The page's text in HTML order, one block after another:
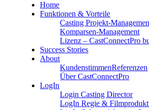
Home
Funktionen & Vorteile
Casting Projekt-
Komparsen-Management
Lizenz – CastConnectPro
Success Stories
About
KundenstimmenReferenzen
Über CastConnectPro
LogIn
Login Casting Director
LogIn Regie &